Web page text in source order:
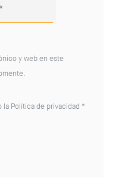
y web en este
la Política de privacidad *